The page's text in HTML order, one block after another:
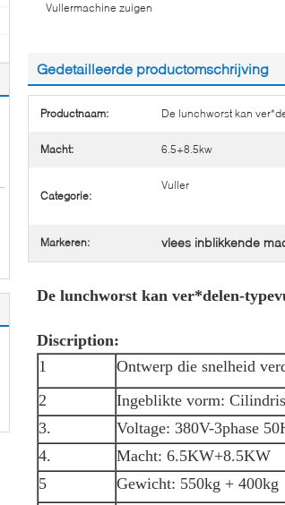
Vullermachine zuigen
Gedetailleerde productomschrijving
Productnaam: De lunchworst kan
Macht: 6.5+8.5kw
Categorie:
Vuller
Markeren: vlees inblikkende
De lunchworst kan ver*delen-
Discription:
1
Ontwerp die snelheid
2
Ingeblikte vorm:
3.
Voltage: 380V-3phase
4.
Macht: 6.5KW+8.5KW
5
Gewicht: 550kg + 400kg